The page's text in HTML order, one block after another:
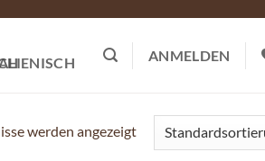
ANMELDEN
werden angezeigt